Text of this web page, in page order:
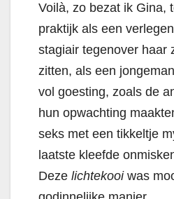
Voilà, zo bezat ik Gina,
praktijk als een
stagiair tegenover haar
zitten, als een
vol goesting, zoals de
hun opwachting
seks met een tikkeltje
laatste kleefde
Deze lichtekooiwas